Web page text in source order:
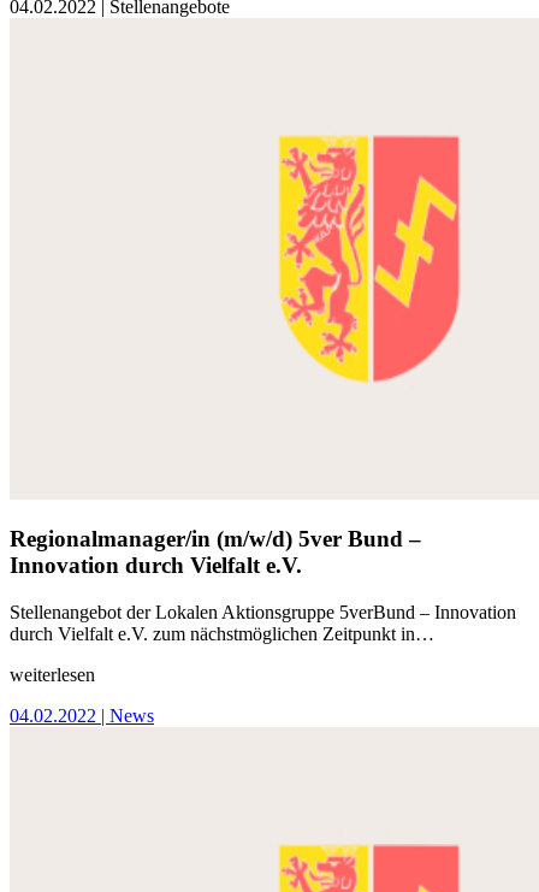
04.02.2022 | Stellenangebote
Regionalmanager/in (m/w/d) 5ver Bund –
Innovation durch Vielfalt e.V.
Stellenangebot der Lokalen Aktionsgruppe 5verBund – Innovation
durch Vielfalt e.V. zum nächstmöglichen Zeitpunkt in…
weiterlesen
04.02.2022 | News